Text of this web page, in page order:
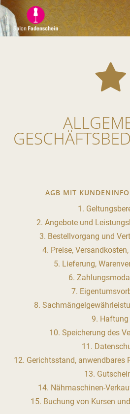
Skip
to
main
AGB MIT
1.
2. Angebote und
3. Bestellvorgang und
4. Preise,
5. Lieferung,
6.
7.
8.
9. Haftung
10. Speicherung des
11.
12. Gerichtsstand, anwendbares
13.
14. Nähmaschinen-
15. Buchung von Kursen